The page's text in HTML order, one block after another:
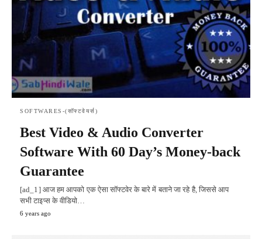
SOFTWARES-(सॉफ्टवेयर्स)
Best Video & Audio Converter
Software With 60 Day’s Money-back
Guarantee
[ad_1] आज हम आपको एक ऐसा सॉफ्टवेर के बारे में बताने जा रहे है, जिससे आप
सभी टाइप्स के वीडियो…
6 years ago